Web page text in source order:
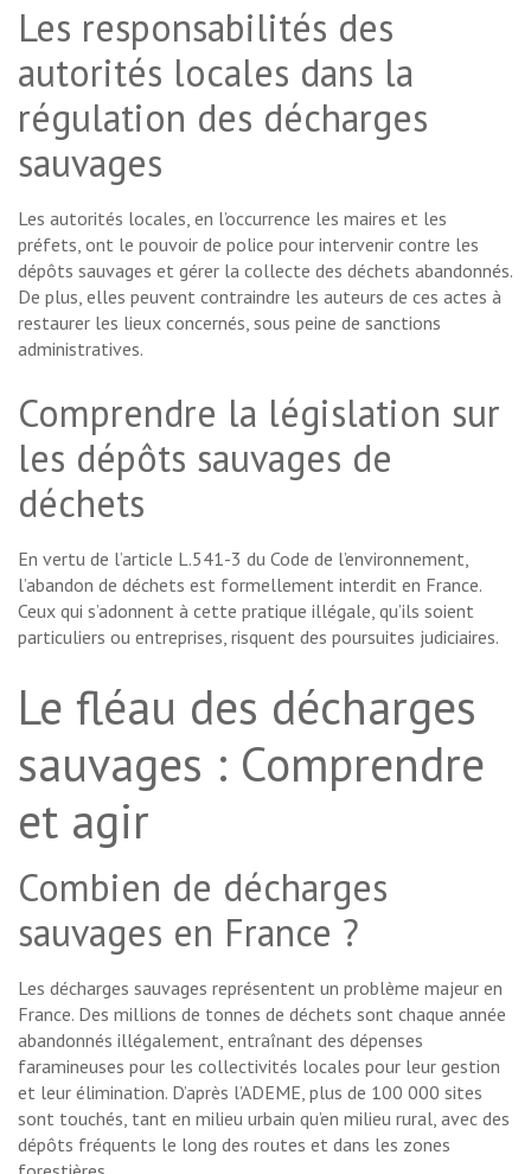
Les responsabilités des
autorités locales dans la
régulation des décharges
sauvages
Les autorités locales, en l’occurrence les maires et les
préfets, ont le pouvoir de police pour intervenir contre les
dépôts sauvages et gérer la collecte des déchets abandonnés.
De plus, elles peuvent contraindre les auteurs de ces actes à
restaurer les lieux concernés, sous peine de sanctions
administratives.
Comprendre la législation sur
les dépôts sauvages de
déchets
En vertu de l’article L.541-3 du Code de l’environnement,
l’abandon de déchets est formellement interdit en France.
Ceux qui s’adonnent à cette pratique illégale, qu’ils soient
particuliers ou entreprises, risquent des poursuites judiciaires.
Le fléau des décharges
sauvages : Comprendre
et agir
Combien de décharges
sauvages en France ?
Les décharges sauvages représentent un problème majeur en
France. Des millions de tonnes de déchets sont chaque année
abandonnés illégalement, entraînant des dépenses
faramineuses pour les collectivités locales pour leur gestion
et leur élimination. D’après l’ADEME, plus de 100 000 sites
sont touchés, tant en milieu urbain qu’en milieu rural, avec des
dépôts fréquents le long des routes et dans les zones